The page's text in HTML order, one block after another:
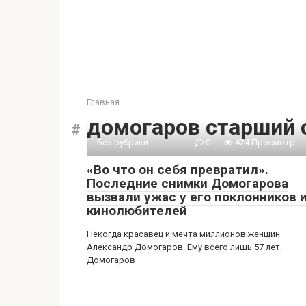
Главная
домогаров старший
Без рубрики 0 424 Просмотр
«Во что он себя превратил».
Последние снимки Домогарова
вызвали ужас у его поклонников и
кинолюбителей
Некогда красавец и мечта миллионов женщин
Александр Домогаров. Ему всего лишь 57 лет.
Домогаров